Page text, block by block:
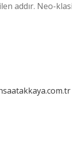
addır. Neo-